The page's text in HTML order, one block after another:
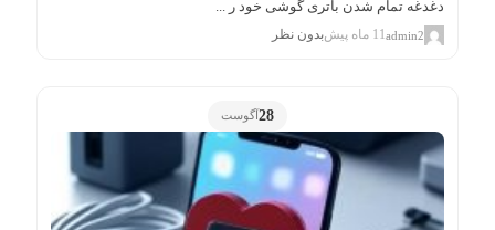
دغدغه تمام شدن باتری گوشی خود ر ...
admin211 ماه پیش بدون نظر
28 آگوست